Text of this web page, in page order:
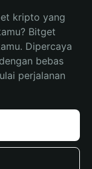
kripto yang
Bitget
Dipercaya
bebas
perjalanan